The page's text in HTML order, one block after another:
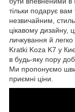
тільки подарує
незвичайним,
цікавому дизайну,
личкування й
Kratki Koza K7 у
в будь-яку пору
Ми пропонуємо
приємні ціни.